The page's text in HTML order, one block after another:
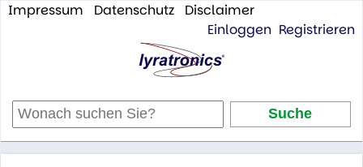
Impressum Datenschutz
Disclaimer
Einloggen Registrieren